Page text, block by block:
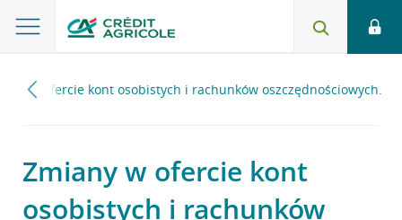
w ofercie kont osobistych i rachunków oszczędnościowych.
Zmiany w ofercie kont
osobistych i rachunków